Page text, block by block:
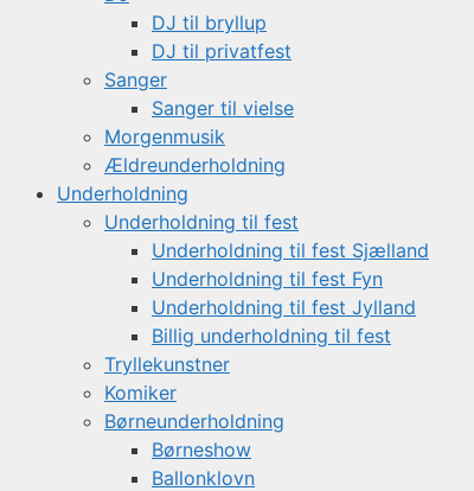
DJ til bryllup
DJ til privatfest
Sanger
Sanger til vielse
Morgenmusik
Ældreunderholdning
Underholdning
Underholdning til fest
Underholdning til fest Sjælland
Underholdning til fest Fyn
Underholdning til fest Jylland
Billig underholdning til fest
Tryllekunstner
Komiker
Børneunderholdning
Børneshow
Ballonklovn